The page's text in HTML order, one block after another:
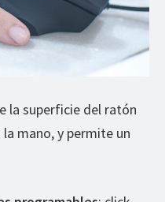
la superficie del ratón
mano, y permite un